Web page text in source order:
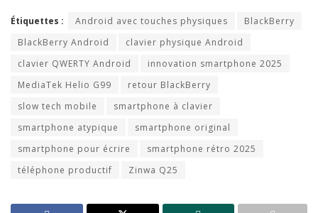
Étiquettes : Android avec touches physiques
BlackBerry
BlackBerry Android
clavier physique Android
clavier QWERTY Android
innovation smartphone 2025
MediaTek Helio G99
retour BlackBerry
slow tech mobile
smartphone à clavier
smartphone atypique
smartphone original
smartphone pour écrire
smartphone rétro 2025
téléphone productif
Zinwa Q25